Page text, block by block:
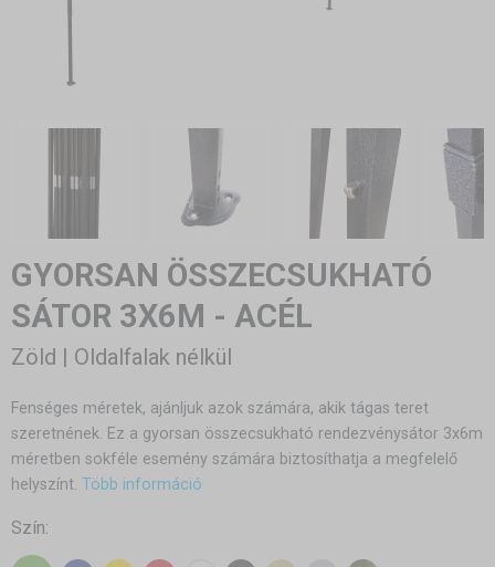
GYORSAN ÖSSZECSUKHATÓ
SÁTOR 3X6M - ACÉL
Zöld | Oldalfalak nélkül
Fenséges méretek, ajánljuk azok számára, akik tágas teret
szeretnének. Ez a gyorsan összecsukható rendezvénysátor 3x6m
méretben sokféle esemény számára biztosíthatja a megfelelő
helyszínt. Több információ
Szín: